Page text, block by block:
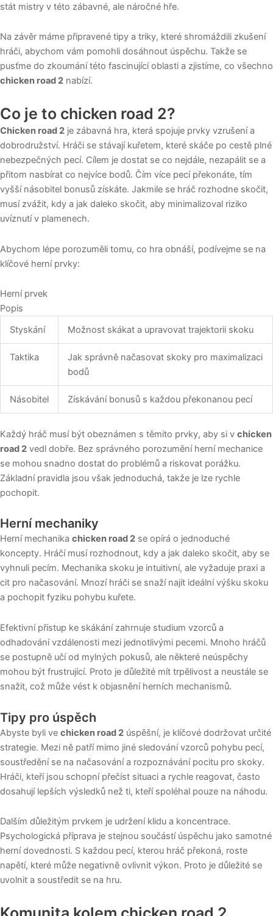
stát mistry v této zábavné, ale náročné hře.
Na závěr máme připravené tipy a triky, které shromáždili zkušení
hráči, abychom vám pomohli dosáhnout úspěchu. Takže se
pusťme do zkoumání této fascinující oblasti a zjistíme, co všechno
chicken road 2 nabízí.
Co je to chicken road 2?
Chicken road 2 je zábavná hra, která spojuje prvky vzrušení a
dobrodružství. Hráči se stávají kuřetem, které skáče po cestě plné
nebezpečných pecí. Cílem je dostat se co nejdále, nezapálit se a
přitom nasbírat co nejvíce bodů. Čím více pecí překonáte, tím
vyšší násobitel bonusů získáte. Jakmile se hráč rozhodne skočit,
musí zvážit, kdy a jak daleko skočit, aby minimalizoval riziko
uvíznutí v plamenech.
Abychom lépe porozuměli tomu, co hra obnáší, podívejme se na
klíčové herní prvky:
Herní prvek
Popis
Styskání
Možnost skákat a upravovat trajektorii skoku
Taktika
Jak správně načasovat skoky pro maximalizaci
bodů
Násobitel Získávání bonusů s každou překonanou pecí
Každý hráč musí být obeznámen s těmito prvky, aby si v chicken
road 2 vedl dobře. Bez správného porozumění herní mechanice
se mohou snadno dostat do problémů a riskovat porážku.
Základní pravidla jsou však jednoduchá, takže je lze rychle
pochopit.
Herní mechaniky
Herní mechanika chicken road 2 se opírá o jednoduché
koncepty. Hráčí musí rozhodnout, kdy a jak daleko skočit, aby se
vyhnuli pecím. Mechanika skoku je intuitivní, ale vyžaduje praxi a
cit pro načasování. Mnozí hráči se snaží najít ideální výšku skoku
a pochopit fyziku pohybu kuřete.
Efektivní přístup ke skákání zahrnuje studium vzorců a
odhadování vzdálenosti mezi jednotlivými pecemi. Mnoho hráčů
se postupně učí od mylných pokusů, ale některé neúspěchy
mohou být frustrující. Proto je důležité mít trpělivost a neustále se
snažit, což může vést k objasnění herních mechanismů.
Tipy pro úspěch
Abyste byli ve chicken road 2 úspěšní, je klíčové dodržovat určité
strategie. Mezi ně patří mimo jiné sledování vzorců pohybu pecí,
soustředění se na načasování a rozpoznávání pocitu pro skoky.
Hráči, kteří jsou schopní přečíst situaci a rychle reagovat, často
dosahují lepších výsledků než ti, kteří spoléhal pouze na náhodu.
Dalším důležitým prvkem je udržení klidu a koncentrace.
Psychologická příprava je stejnou součástí úspěchu jako samotné
herní dovednosti. S každou pecí, kterou hráč překoná, roste
napětí, které může negativně ovlivnit výkon. Proto je důležité se
uvolnit a soustředit se na hru.